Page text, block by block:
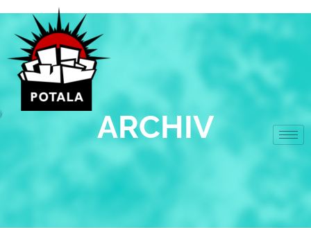
obsah
ARCHIV